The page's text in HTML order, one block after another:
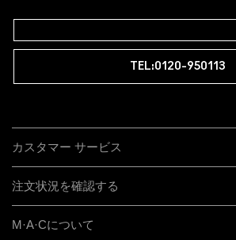
TEL:0120-950113
カスタマー サービス
注文状況を確認する
M·A·Cについて